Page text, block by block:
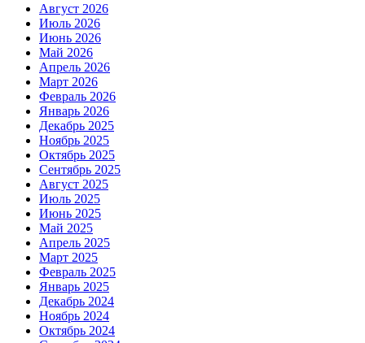
Август 2026
Июль 2026
Июнь 2026
Май 2026
Апрель 2026
Март 2026
Февраль 2026
Январь 2026
Декабрь 2025
Ноябрь 2025
Октябрь 2025
Сентябрь 2025
Август 2025
Июль 2025
Июнь 2025
Май 2025
Апрель 2025
Март 2025
Февраль 2025
Январь 2025
Декабрь 2024
Ноябрь 2024
Октябрь 2024